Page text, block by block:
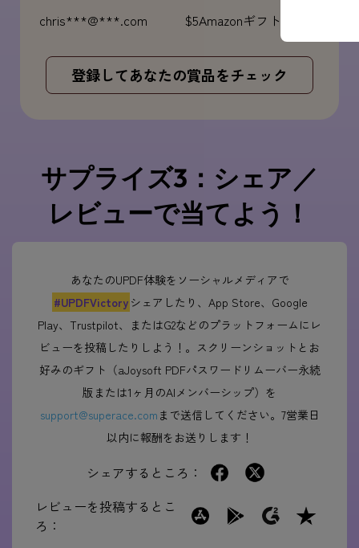
iuns***@***.it
三ヶ月のAI
poqa***@***.com
一か月のAI
jane***@***.com
$5Amazonギフトカード
登録してあなたの賞品をチェック
サプライズ3：シェア／
レビューで当てよう！
あなたのUPDF体験をソーシャルメディアで
#UPDFVictory シェアしたり、App Store、Google
Play、Trustpilot、またはG2などのプラットフォームにレ
ビューを投稿したりしよう！。スクリーンショットとお
好みのギフト（aJoysoft PDFパスワードリムーバー永続
版または1ヶ月のAIメンバーシップ）を
support@superace.com まで送信してください。7営業日
以内に報酬をお送りします！
シェアするところ：
レビューを投稿するとこ
ろ：